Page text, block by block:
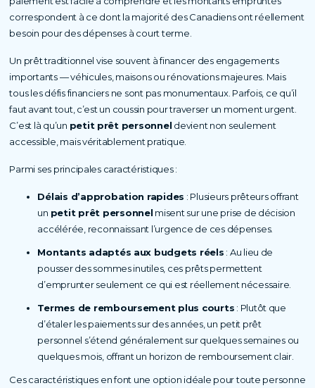
correspondent à ce dont la majorité des Canadiens ont réellement
besoin pour des dépenses à court terme.
Un prêt traditionnel vise souvent à financer des engagements
importants — véhicules, maisons ou rénovations majeures. Mais
tous les défis financiers ne sont pas monumentaux. Parfois, ce qu’il
faut avant tout, c’est un coussin pour traverser un moment urgent.
C’est là qu’un petit prêt personnel devient non seulement
accessible, mais véritablement pratique.
Parmi ses principales caractéristiques :
Délais d’approbation rapides : Plusieurs prêteurs offrant
un petit prêt personnel misent sur une prise de décision
accélérée, reconnaissant l’urgence de ces dépenses.
Montants adaptés aux budgets réels : Au lieu de
pousser des sommes inutiles, ces prêts permettent
d’emprunter seulement ce qui est réellement nécessaire.
Termes de remboursement plus courts : Plutôt que
d’étaler les paiements sur des années, un petit prêt
personnel s’étend généralement sur quelques semaines ou
quelques mois, offrant un horizon de remboursement clair.
Ces caractéristiques en font une option idéale pour toute personne